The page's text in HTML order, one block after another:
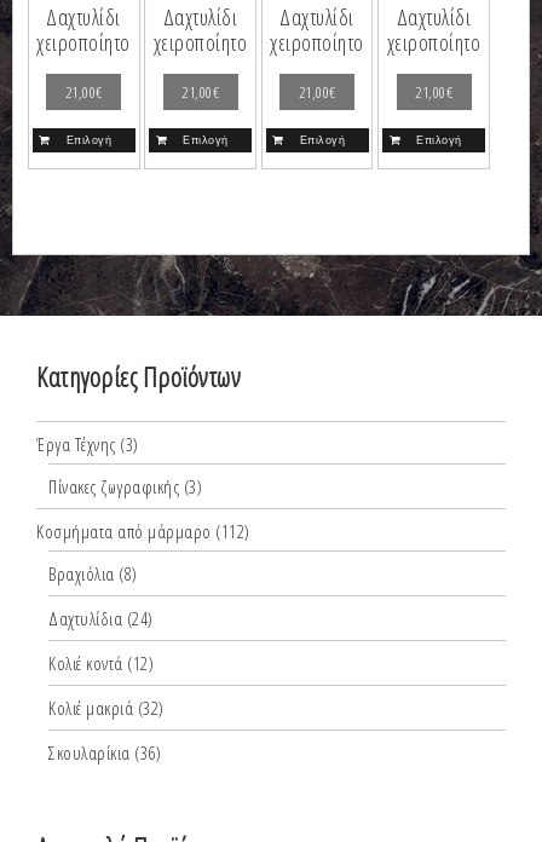
Δαχτυλίδι
χειροποίητο
21,00€
Επιλογή
Δαχτυλίδι
χειροποίητο
21,00€
Επιλογή
Δαχτυλίδι
χειροποίητο
21,00€
Επιλογή
Δαχτυλίδι
χειροποίητο
21,00€
Επιλογή
Κατηγορίες Προϊόντων
Έργα Τέχνης (3)
Πίνακες ζωγραφικής (3)
Κοσμήματα από μάρμαρο (112)
Βραχιόλια (8)
Δαχτυλίδια (24)
Κολιέ κοντά (12)
Κολιέ μακριά (32)
Σκουλαρίκια (36)